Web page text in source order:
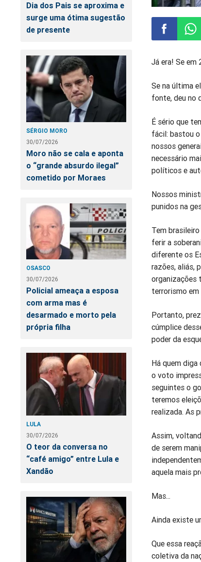
Dia dos Pais se aproxima e
surge uma ótima sugestão
de presente
SÉRGIO MORO
30/07/2026
Moro não se cala e aponta
o “grande absurdo ilegal”
cometido por Moraes
OSASCO
30/07/2026
Policial ameaça a esposa
com arma mas é
desarmado e morto pela
própria filha
LULA
30/07/2026
O teor da conversa no
“café amigo” entre Lula e
Xandão
Facebook
Já era! Se em
Se na última
fonte, deu no
É sério que
fácil: bastou o
nossos
necessário
políticos e
Nossos
punidos na
Tem
ferir a
diferente os
razões, aliás,
organizações
terrorismo
Portanto,
cúmplice
poder da
Há quem
o voto
seguintes o
teremos
realizada. As
Assim,
de serem
aquela mais
Mas...
Ainda existe
Que essa
coletiva da